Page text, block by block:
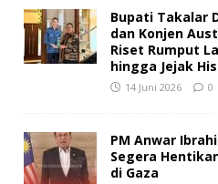
Bupati Takalar
dan Konjen
Riset Rumput
hingga Jejak
14 Juni 2026 0
PM Anwar
Segera
di Gaza